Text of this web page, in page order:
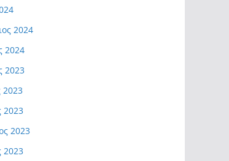
2024
2024
2023
2023
2023
2023
2023